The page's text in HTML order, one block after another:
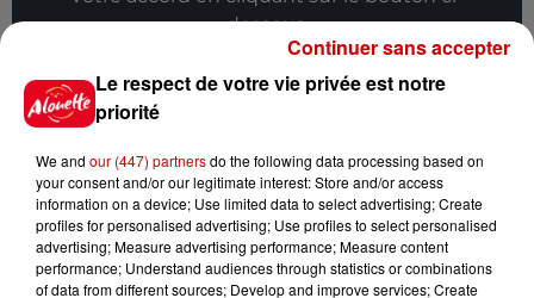
dessous.
Afficher l'élément
Infos
13h42
Aide carburant pour les "grands
rouleurs" : le délai pour la...
Le respect de votre vie privée est notre
priorité
We and our (447) partnersdo the following data processing based on
your consent and/or our legitimate interest: Store and/or access
information on a device; Use limited data to select advertising; Create
profiles for personalised advertising; Use profiles to select personalised
advertising; Measure advertising performance; Measure content
performance; Understand audiences through statistics or combinations
of data from different sources; Develop and improve services; Create
Continuer sans accepter